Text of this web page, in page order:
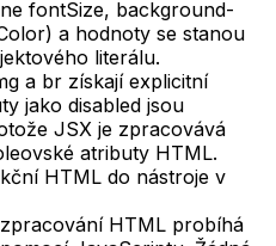
fontSize, background-
a hodnoty se stanou
literálu.
a br získají explicitní
jako disabled jsou
JSX je zpracovává
atributy HTML.
HTML do nástroje v
HTML probíhá